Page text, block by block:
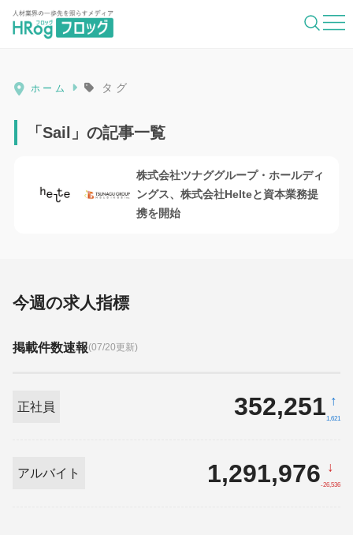
HRog | 人材業界の一歩先を照らすメディ
ホーム タグ
「Sail」の記事一覧
株式会社ツナググループ・ホールディ
ングス、株式会社Helteと資本業務提
携を開始
今週の求人指標
掲載件数速報(07/20更新)
正社員 352,251 ↑
1,621
アルバイト 1,291,976 ↓
-26,536